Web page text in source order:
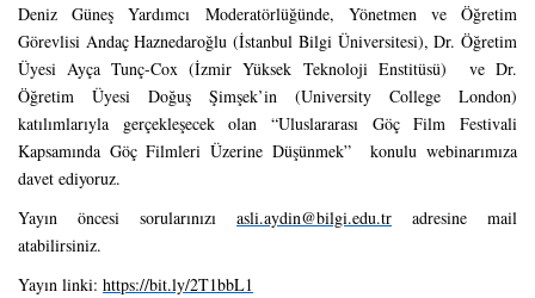
Deniz Güneş Yardımcı Moderatörlüğünde, Yönetmen ve Öğretim
Görevlisi Andaç Haznedaroğlu (İstanbul Bilgi Üniversitesi), Dr. Öğretim
Üyesi Ayça Tunç-Cox (İzmir Yüksek Teknoloji Enstitüsü) ve Dr.
Öğretim Üyesi Doğuş Şimşek’in (University College London)
katılımlarıyla gerçekleşecek olan “Uluslararası Göç Film Festivali
Kapsamında Göç Filmleri Üzerine Düşünmek” konulu webinarımıza
davet ediyoruz.
Yayın öncesi sorularınızı asli.aydin@bilgi.edu.tr adresine mail
atabilirsiniz.
Yayın linki: https://bit.ly/2T1bbL1